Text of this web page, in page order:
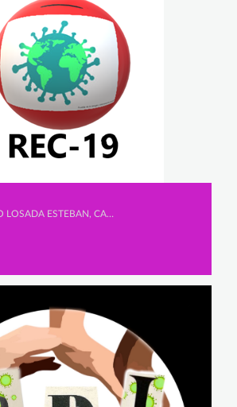
Secundaria, LORETO LOSADA ESTEBAN, CANDELA RODRÍGUEZ ESTEBAN y LUCÍA VELÁZQUEZ BAENA